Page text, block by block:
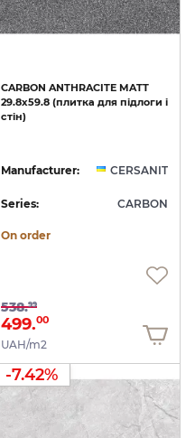
CARBON ANTHRACITE MATT
29.8х59.8 (плитка для підлоги і
стін)
Manufacturer: CERSANIT
Series: CARBON
On order
538.99
499.00
UAH/m2
-7.42%